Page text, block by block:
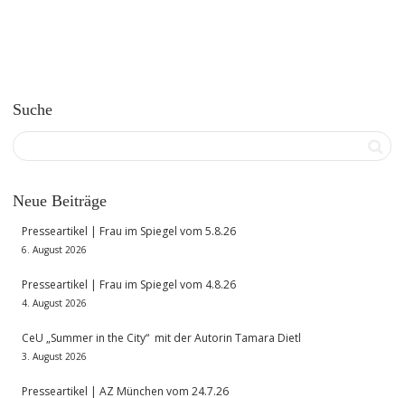
Suche
Neue Beiträge
Presseartikel | Frau im Spiegel vom 5.8.26
6. August 2026
Presseartikel | Frau im Spiegel vom 4.8.26
4. August 2026
CeU „Summer in the City“ mit der Autorin Tamara Dietl
3. August 2026
Presseartikel | AZ München vom 24.7.26